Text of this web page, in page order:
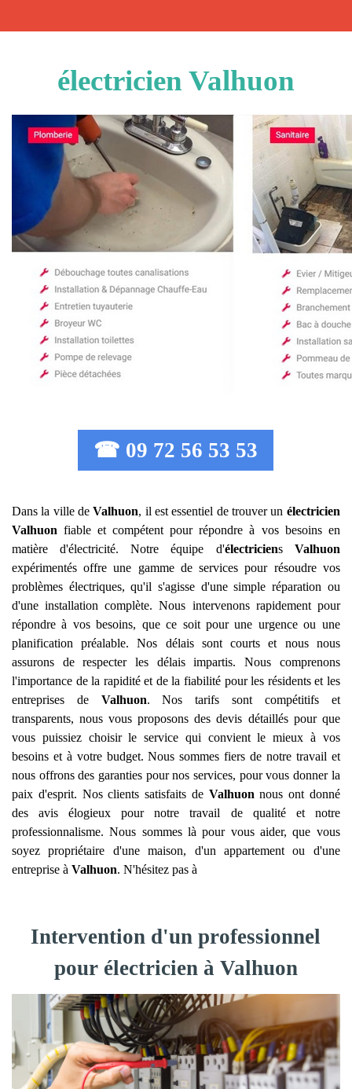
électricien Valhuon
☎ 09 72 56 53 53
Dans la ville deValhuon, il est essentiel de trouver un électricien
Valhuon fiable et compétent pour répondre à vos besoins en
matière d'électricité. Notre équipe d'électriciens Valhuon
expérimentés offre une gamme de services pour résoudre vos
problèmes électriques, qu'il s'agisse d'une simple réparation ou
d'une installation complète. Nous intervenons rapidement pour
répondre à vos besoins, que ce soit pour une urgence ou une
planification préalable. Nos délais sont courts et nous nous
assurons de respecter les délais impartis. Nous comprenons
l'importance de la rapidité et de la fiabilité pour les résidents et les
entreprises de Valhuon. Nos tarifs sont compétitifs et
transparents, nous vous proposons des devis détaillés pour que
vous puissiez choisir le service qui convient le mieux à vos
besoins et à votre budget. Nous sommes fiers de notre travail et
nous offrons des garanties pour nos services, pour vous donner la
paix d'esprit. Nos clients satisfaits de Valhuon nous ont donné
des avis élogieux pour notre travail de qualité et notre
professionnalisme. Nous sommes là pour vous aider, que vous
soyez propriétaire d'une maison, d'un appartement ou d'une
entreprise à Valhuon. N'hésitez pas à
Intervention d'un professionnel
pour électricien à Valhuon